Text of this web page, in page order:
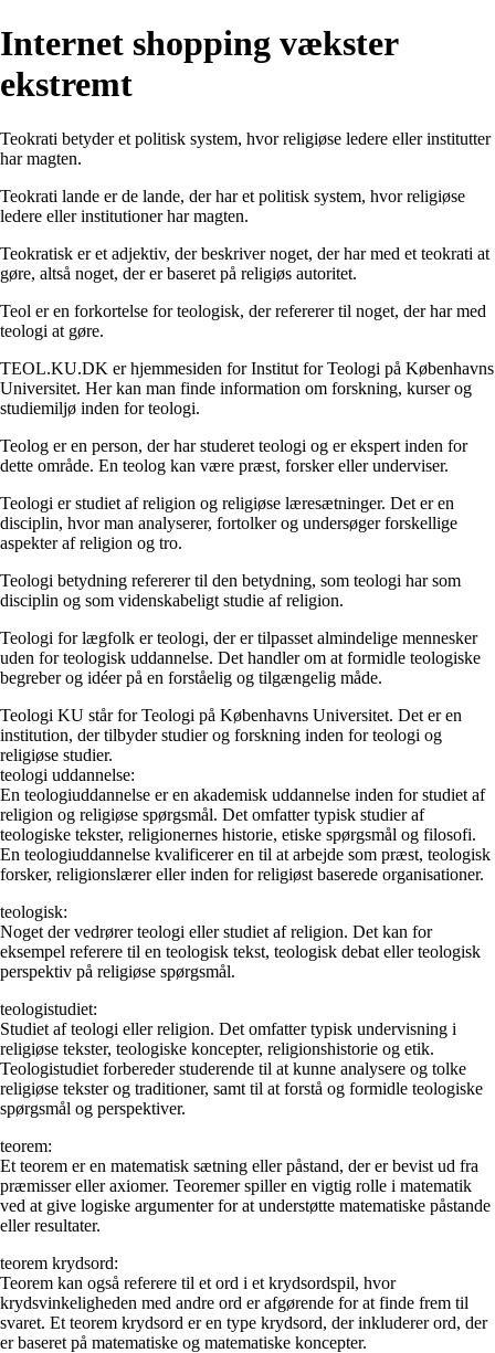
Internet shopping vækster
ekstremt
Teokrati betyder et politisk system, hvor religiøse ledere eller institutter
har magten.
Teokrati lande er de lande, der har et politisk system, hvor religiøse
ledere eller institutioner har magten.
Teokratisk er et adjektiv, der beskriver noget, der har med et teokrati at
gøre, altså noget, der er baseret på religiøs autoritet.
Teol er en forkortelse for teologisk, der refererer til noget, der har med
teologi at gøre.
TEOL.KU.DK er hjemmesiden for Institut for Teologi på Københavns
Universitet. Her kan man finde information om forskning, kurser og
studiemiljø inden for teologi.
Teolog er en person, der har studeret teologi og er ekspert inden for
dette område. En teolog kan være præst, forsker eller underviser.
Teologi er studiet af religion og religiøse læresætninger. Det er en
disciplin, hvor man analyserer, fortolker og undersøger forskellige
aspekter af religion og tro.
Teologi betydning refererer til den betydning, som teologi har som
disciplin og som videnskabeligt studie af religion.
Teologi for lægfolk er teologi, der er tilpasset almindelige mennesker
uden for teologisk uddannelse. Det handler om at formidle teologiske
begreber og idéer på en forståelig og tilgængelig måde.
Teologi KU står for Teologi på Københavns Universitet. Det er en
institution, der tilbyder studier og forskning inden for teologi og
religiøse studier.
teologi uddannelse:
En teologiuddannelse er en akademisk uddannelse inden for studiet af
religion og religiøse spørgsmål. Det omfatter typisk studier af
teologiske tekster, religionernes historie, etiske spørgsmål og filosofi.
En teologiuddannelse kvalificerer en til at arbejde som præst, teologisk
forsker, religionslærer eller inden for religiøst baserede organisationer.
teologisk:
Noget der vedrører teologi eller studiet af religion. Det kan for
eksempel referere til en teologisk tekst, teologisk debat eller teologisk
perspektiv på religiøse spørgsmål.
teologistudiet:
Studiet af teologi eller religion. Det omfatter typisk undervisning i
religiøse tekster, teologiske koncepter, religionshistorie og etik.
Teologistudiet forbereder studerende til at kunne analysere og tolke
religiøse tekster og traditioner, samt til at forstå og formidle teologiske
spørgsmål og perspektiver.
teorem:
Et teorem er en matematisk sætning eller påstand, der er bevist ud fra
præmisser eller axiomer. Teoremer spiller en vigtig rolle i matematik
ved at give logiske argumenter for at understøtte matematiske påstande
eller resultater.
teorem krydsord:
Teorem kan også referere til et ord i et krydsordspil, hvor
krydsvinkeligheden med andre ord er afgørende for at finde frem til
svaret. Et teorem krydsord er en type krydsord, der inkluderer ord, der
er baseret på matematiske og matematiske koncepter.